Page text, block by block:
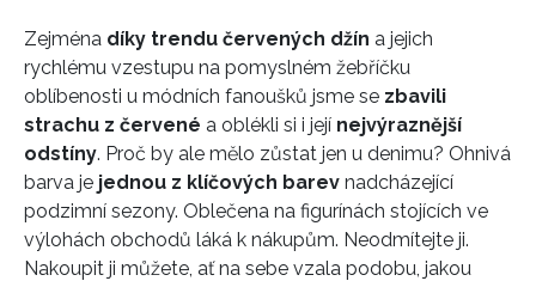
Zejména díky trendu červených džín a jejich
rychlému vzestupu na pomyslném žebříčku
oblíbenosti u módních fanoušků jsme se zbavili
strachu z červené a oblékli si i její nejvýraznější
odstíny. Proč by ale mělo zůstat jen u denimu? Ohnivá
barva je jednou z klíčových barev nadcházející
podzimní sezony. Oblečena na figurínách stojících ve
výlohách obchodů láká k nákupům. Neodmítejte ji.
Nakoupit ji můžete, ať na sebe vzala podobu, jakou